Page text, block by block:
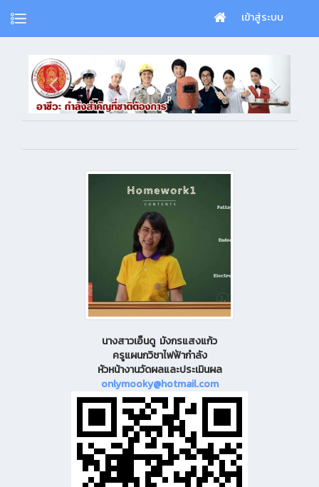
เข้าสู่ระบบ
นางสาวเอ็นดู มังกรแสงแก้ว
ครูแผนกวิชาไฟฟ้ากำลัง
หัวหน้างานวัดผลและประเมินผล
onlymooky@hotmail.com